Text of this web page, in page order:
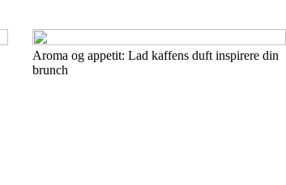
Aroma og appetit: Lad kaffens duft inspirere din
brunch